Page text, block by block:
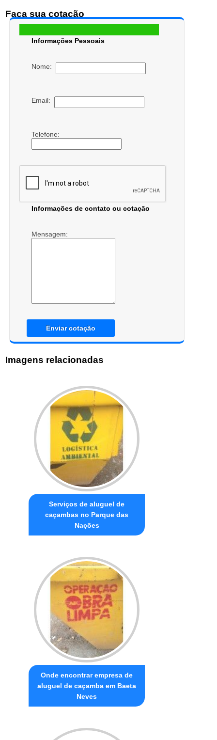
Faça sua cotação
Informações Pessoais
Nome:
Email:
Telefone:
Informações de contato ou cotação
Mensagem:
Enviar cotação
Imagens relacionadas
Serviços de aluguel de
caçambas no Parque das
Nações
Onde encontrar empresa de
aluguel de caçamba em Baeta
Neves